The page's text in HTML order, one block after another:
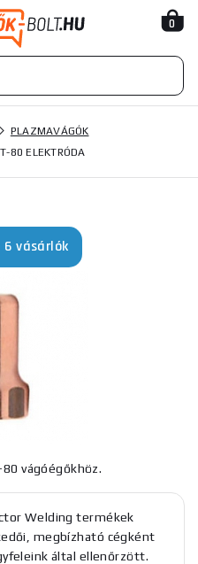
0
PLAZMAVÁGÓK
80 ELEKTRÓDA
vásárlók
vágóégőkhöz.
Welding termékek
megbízható cégként
által ellenőrzött.